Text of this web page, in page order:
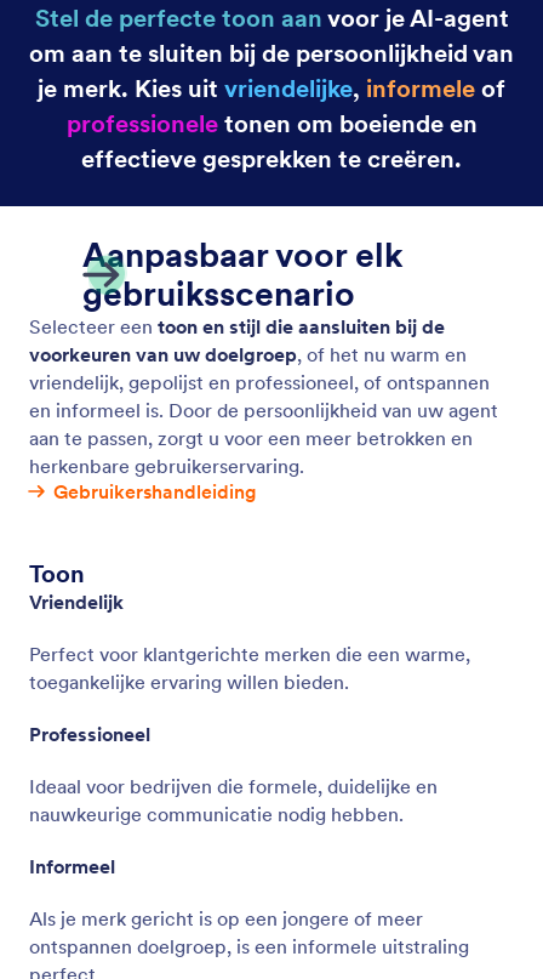
Stel de perfecte toon aanvoor je AI-agent
om aan te sluiten bij de persoonlijkheid van
je merk. Kies uit vriendelijke, informeleof
professioneletonen om boeiende en
effectieve gesprekken te creëren.
Aanpasbaar voor elk
gebruiksscenario
Selecteer een toon en stijl die aansluiten bij de
voorkeuren van uw doelgroep, of het nu warm en
vriendelijk, gepolijst en professioneel, of ontspannen
en informeel is. Door de persoonlijkheid van uw agent
aan te passen, zorgt u voor een meer betrokken en
herkenbare gebruikerservaring.
Gebruikershandleiding
Toon
Vriendelijk
Perfect voor klantgerichte merken die een warme,
toegankelijke ervaring willen bieden.
Professioneel
Ideaal voor bedrijven die formele, duidelijke en
nauwkeurige communicatie nodig hebben.
Informeel
Als je merk gericht is op een jongere of meer
ontspannen doelgroep, is een informele uitstraling
perfect.